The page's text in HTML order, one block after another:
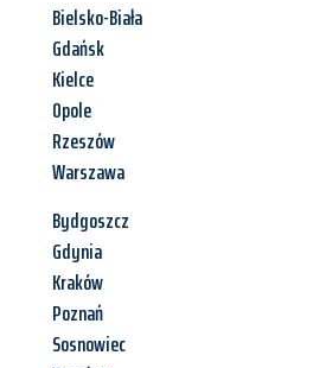
Bielsko-Biała
Gdańsk
Kielce
Opole
Rzeszów
Warszawa
Bydgoszcz
Gdynia
Kraków
Poznań
Sosnowiec